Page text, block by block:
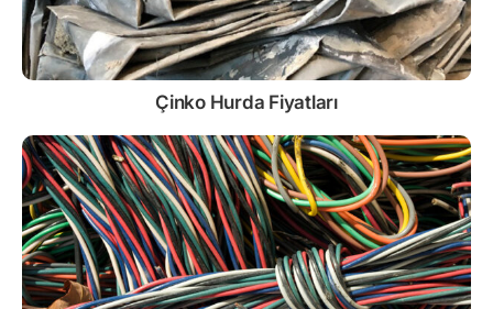
Çinko Hurda Fiyatları